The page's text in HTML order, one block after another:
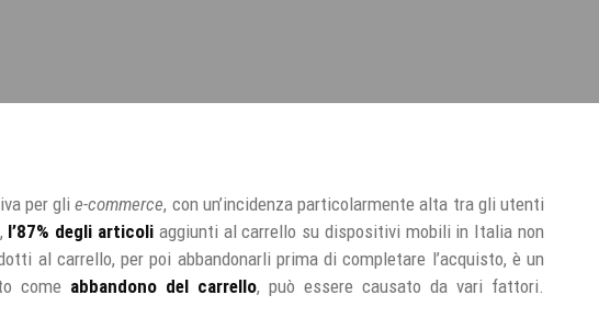
per glie-commerce, con un’incidenza particolarmente alta tra gli utenti
l’87% degli articoli aggiunti al carrello su dispositivi mobili in Italia non
al carrello, per poi abbandonarli prima di completare l’acquisto, è un
come abbandono del carrello, può essere causato da vari fattori.